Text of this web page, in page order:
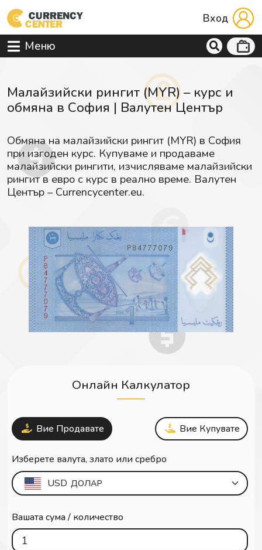
Вход
Меню
Малайзийски рингит (MYR) – курс и
обмяна в София | Валутен Център
Обмяна на малайзийски рингит (MYR) в София
при изгоден курс. Купуваме и продаваме
малайзийски рингити, изчисляваме малайзийски
рингит в евро с курс в реално време. Валутен
Център – Currencycenter.eu.
Онлайн Калкулатор
Вие Продавате Вие Купувате
Изберете валута, злато или сребро
USD ДОЛАР
Вашата сума / количество